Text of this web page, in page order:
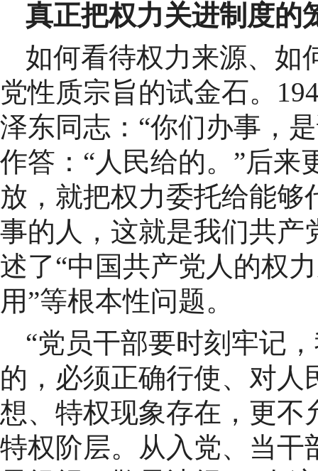
真正把权力关进制度的
如何看待权力来源、如
党性质宗旨的试金石。
泽东同志：“你们办事，
作答：“人民给的。”后来
放，就把权力委托给能
事的人，这就是我们共产
述了“中国共产党人的权
用”等根本性问题。
“党员干部要时刻牢记
的，必须正确行使、对
想、特权现象存在，更不
特权阶层。从入党、当干